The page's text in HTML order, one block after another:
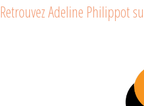
Retrouvez Adeline Philippot